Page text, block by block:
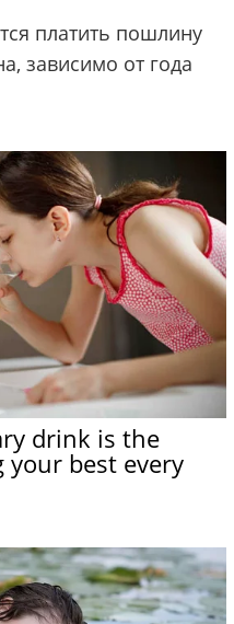
платить пошлину
зависимо от года
drink is the
your best every